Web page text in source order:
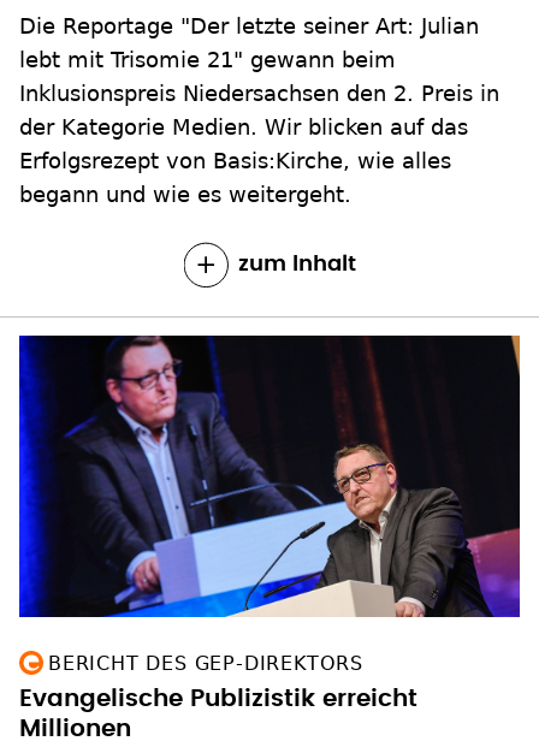
Die Reportage "Der letzte seiner Art: Julian
lebt mit Trisomie 21" gewann beim
Inklusionspreis Niedersachsen den 2. Preis in
der Kategorie Medien. Wir blicken auf das
Erfolgsrezept von Basis:Kirche, wie alles
begann und wie es weitergeht.
zum Inhalt
BERICHT DES GEP-DIREKTORS
Evangelische Publizistik erreicht
Millionen